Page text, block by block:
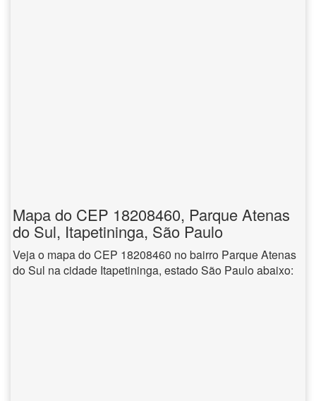
Mapa do CEP 18208460, Parque Atenas
do Sul, Itapetininga, São Paulo
Veja o mapa do CEP 18208460 no bairro Parque Atenas
do Sul na cidade Itapetininga, estado São Paulo abaixo: